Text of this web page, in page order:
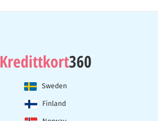
Kredittkort360
Sweden
Finland